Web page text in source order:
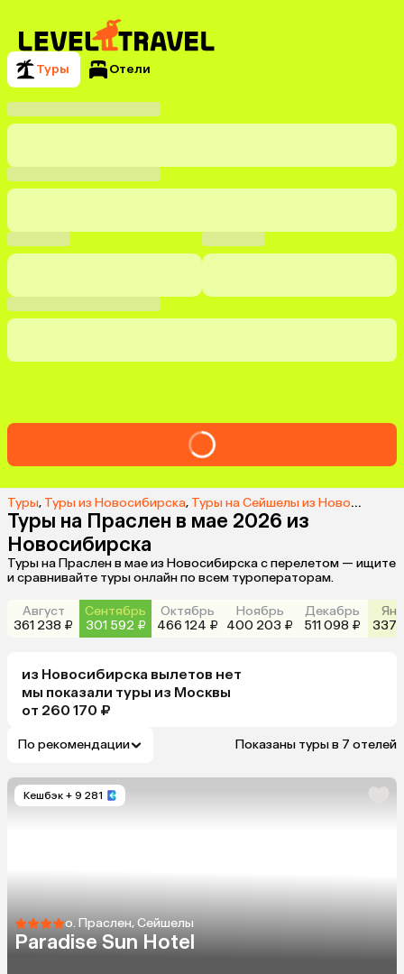
Туры Отели
Туры, Туры из Новосибирска, Туры на Сейшелы из Новосибирска
Туры на Праслен в мае 2026 из
Новосибирска
Туры на Праслен в мае из Новосибирска с перелетом — ищите
и сравнивайте туры онлайн по всем туроператорам.
Август
361 238 ₽
Сентябрь
301 592 ₽
Октябрь
466 124 ₽
Ноябрь
400 203 ₽
Декабрь
511 098 ₽
337
из Новосибирска вылетов нет
мы показали туры из Москвы
от 260 170 ₽
По рекомендации Показаны туры в 7 отелей
Кешбэк + 9 281
о. Праслен, Сейшелы
Paradise Sun Hotel